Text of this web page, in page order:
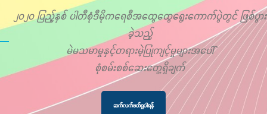
၂၀၂၀ ပြည့်နှစ် ပါတီစုံဒီမိုကရေစီအထွေထွေရွေးကောက်ပွဲတွင် ဖြစ်ပွား
ခဲ့သည့်
မဲမသမာမှုနှင့်တရားမဲ့ပြုကျင့်မှုများအပေါ်
စုံစမ်းစစ်ဆေးတွေ့ရှိချက်
ဆက်လက်ဖတ်ရှုပါရန်